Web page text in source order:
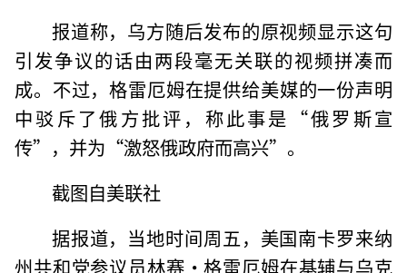
报道称，乌方随后发布的原视频显示这句
引发争议的话由两段毫无关联的视频拼凑而
成。不过，格雷厄姆在提供给美媒的一份声明
中驳斥了俄方批评，称此事是“俄罗斯宣
传”，并为“激怒俄政府而高兴”。
截图自美联社
据报道，当地时间周五，美国南卡罗来纳
州共和党参议员林赛·格雷厄姆在基辅与乌克